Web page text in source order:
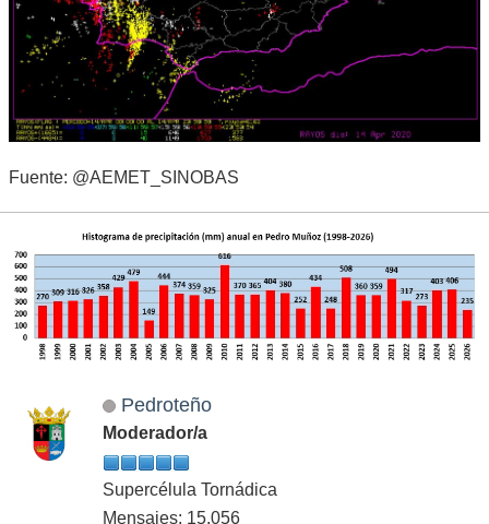
Fuente: @AEMET_SINOBAS
Pedroteño
Moderador/a
Supercélula Tornádica
Mensajes: 15,056